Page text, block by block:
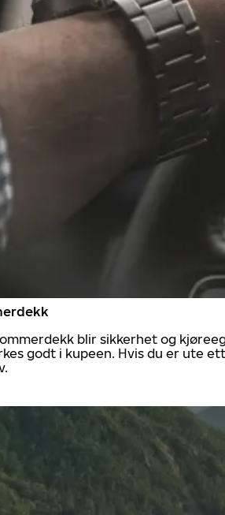
blir sikkerhet og
godt i kupeen. Hvis du er ute